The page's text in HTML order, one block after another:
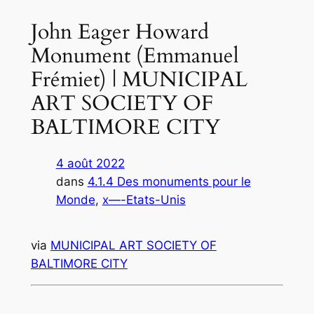
John Eager Howard
Monument (Emmanuel
Frémiet) | MUNICIPAL
ART SOCIETY OF
BALTIMORE CITY
4 août 2022
dans 4.1.4 Des monuments pour le
Monde, x—-Etats-Unis
via MUNICIPAL ART SOCIETY OF
BALTIMORE CITY